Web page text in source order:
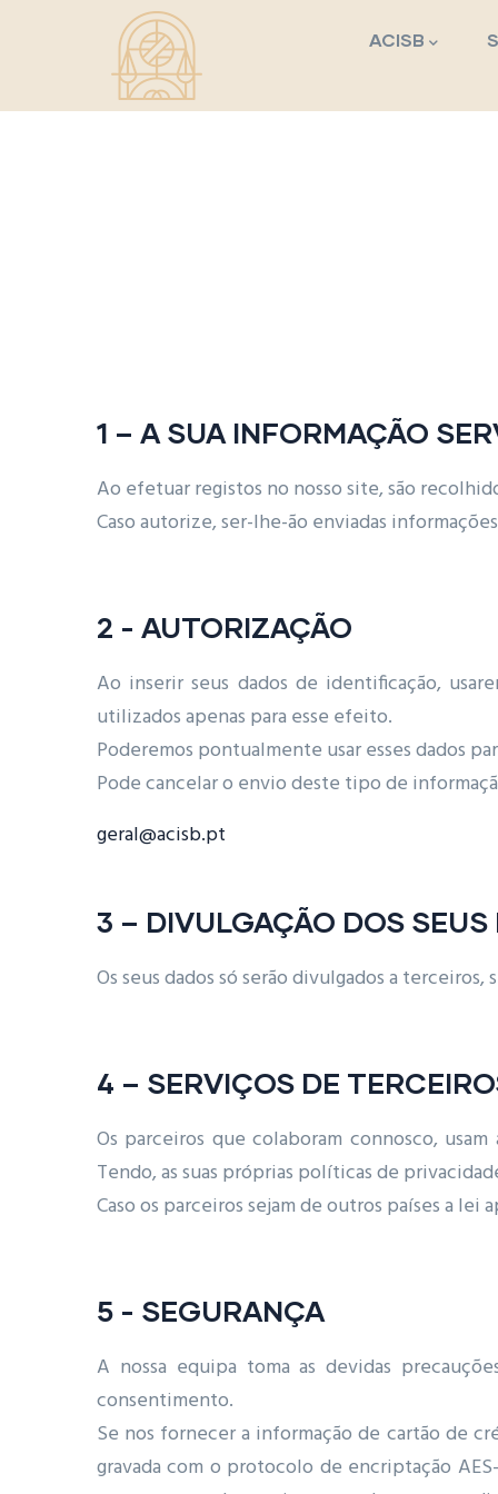
Passar para o conteúdo principal
ACISB
1 – A SUA INFORMAÇÃO
Ao efetuar registos no nosso site, são
Caso autorize, ser-lhe-ão enviadas
2 - AUTORIZAÇÃO
Ao inserir seus dados de identificação,
utilizados apenas para esse efeito.
Poderemos pontualmente usar esses dados
Pode cancelar o envio deste tipo de
geral@acisb.pt
3 – DIVULGAÇÃO DOS
Os seus dados só serão divulgados a
4 – SERVIÇOS DE
Os parceiros que colaboram connosco,
Tendo, as suas próprias políticas de
Caso os parceiros sejam de outros países a lei
5 - SEGURANÇA
A nossa equipa toma as devidas
consentimento.
Se nos fornecer a informação de cartão de
gravada com o protocolo de encriptação